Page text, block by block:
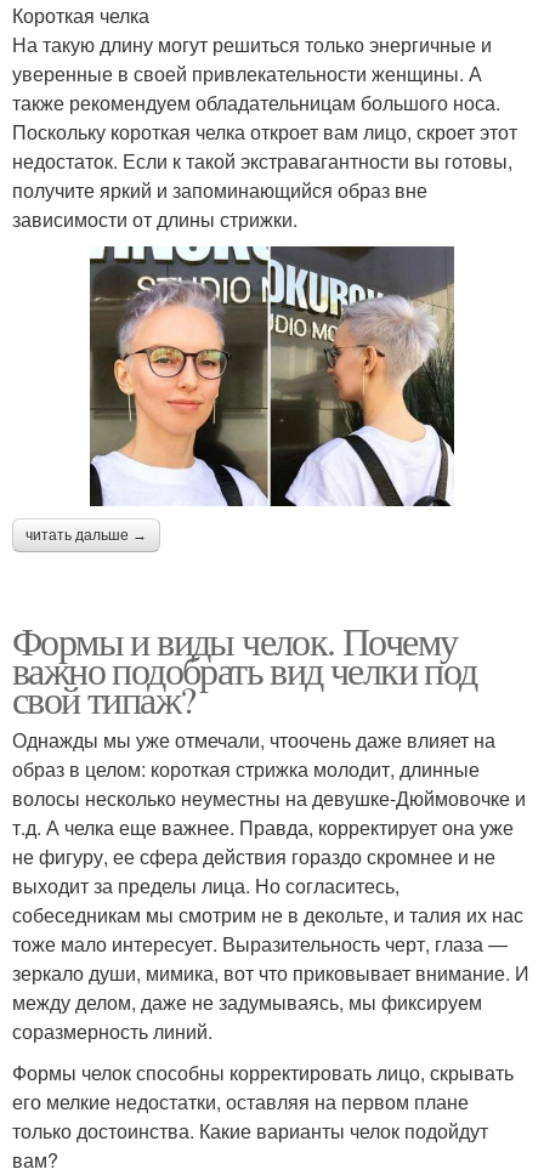
Короткая челка
На такую длину могут решиться только энергичные и
уверенные в своей привлекательности женщины. А
также рекомендуем обладательницам большого носа.
Поскольку короткая челка откроет вам лицо, скроет этот
недостаток. Если к такой экстравагантности вы готовы,
получите яркий и запоминающийся образ вне
зависимости от длины стрижки.
читать дальше →
Формы и виды челок. Почему
важно подобрать вид челки под
свой типаж?
Однажды мы уже отмечали, чтоочень даже влияет на
образ в целом: короткая стрижка молодит, длинные
волосы несколько неуместны на девушке-Дюймовочке и
т.д. А челка еще важнее. Правда, корректирует она уже
не фигуру, ее сфера действия гораздо скромнее и не
выходит за пределы лица. Но согласитесь,
собеседникам мы смотрим не в декольте, и талия их нас
тоже мало интересует. Выразительность черт, глаза —
зеркало души, мимика, вот что приковывает внимание. И
между делом, даже не задумываясь, мы фиксируем
соразмерность линий.
Формы челок способны корректировать лицо, скрывать
его мелкие недостатки, оставляя на первом плане
только достоинства. Какие варианты челок подойдут
вам?